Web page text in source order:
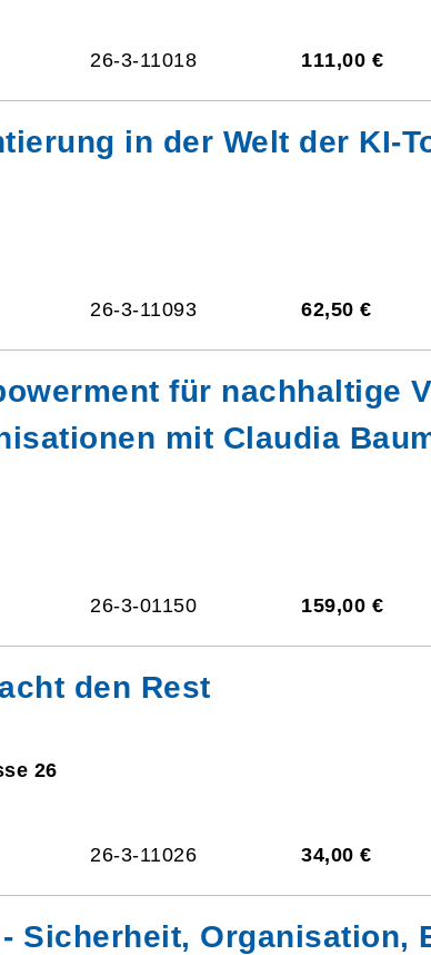
26-3-11018 111,00 €
in der Welt der KI-
26-3-11093 62,50 €
für nachhaltige
mit Claudia
26-3-01150 159,00 €
den Rest
26
26-3-11026 34,00 €
Sicherheit, Organisation,